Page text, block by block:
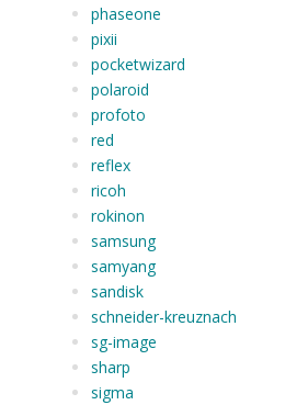
phaseone
pixii
pocketwizard
polaroid
profoto
red
reflex
ricoh
rokinon
samsung
samyang
sandisk
schneider-kreuznach
sg-image
sharp
sigma